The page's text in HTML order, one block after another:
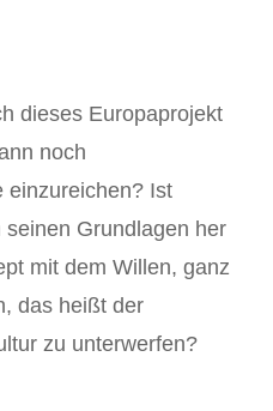
dieses Europaprojekt
noch
einzureichen? Ist
Grundlagen her
mit dem Willen, ganz
das heißt der
zu unterwerfen?